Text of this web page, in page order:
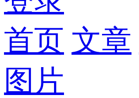
首页 文章
图片